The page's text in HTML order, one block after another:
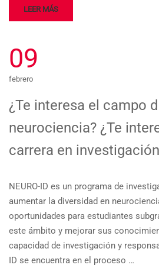
LEER MÁS
09
febrero
¿Te interesa el campo
neurociencia? ¿Te
carrera en
NEURO-ID es un programa de
aumentar la diversidad en
oportunidades para estudiantes
este ámbito y mejorar sus
capacidad de investigación y
ID se encuentra en el proceso …